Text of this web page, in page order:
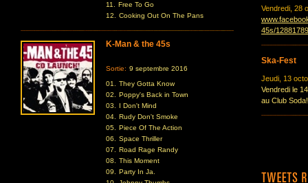
11.
Free To Go
12.
Cooking Out On The Pans
K-Man & the 45s
Sortie: 9 septembre 2016
01.
They Gotta Know
02.
Poppy's Back in Town
03.
I Don't Mind
04.
Rudy Don't Smoke
05.
Piece Of The Action
06.
Space Thriller
07.
Road Rage Randy
08.
This Moment
09.
Party In Ja.
Vendredi, 28
45s/
Ska-Fest
Jeudi, 13
Vendredi le
au Club